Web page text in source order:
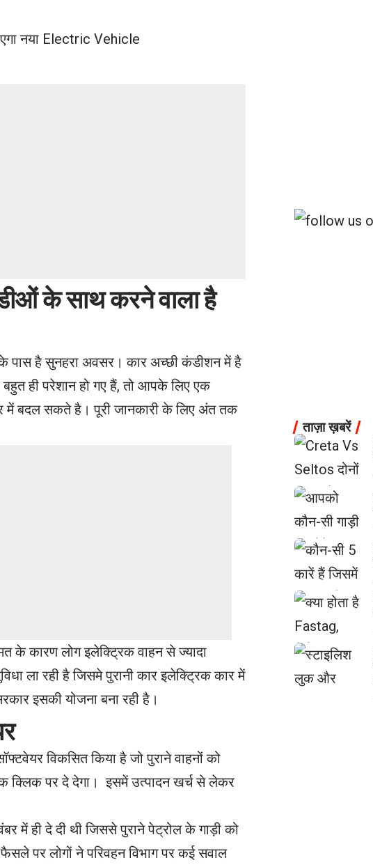
केसाथकरनेवालाहै
पास है सुनहरा अवसर। कार अच्छी कंडीशन में है
ही परेशान हो गए हैं, तो आपके लिए एक
में बदल सकते है। पूरी जानकारी के लिए अंत तक
के कारण लोग इलेक्ट्रिक वाहन से ज्यादा
ला रही है जिसमे पुरानी कार इलेक्ट्रिक कार में
इसकी योजना बना रही है।
विकसित किया है जो पुराने वाहनों को
क्लिक पर दे देगा। इसमें उत्पादन खर्च से लेकर
में ही दे दी थी जिससे पुराने पेट्रोल के गाड़ी को
पर लोगों ने परिवहन विभाग पर कई सवाल
ताज़ा ख़बरें